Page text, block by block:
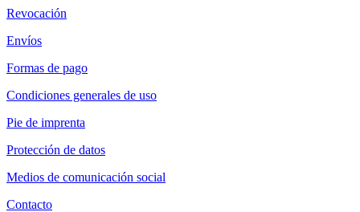
Revocación
Envíos
Formas de pago
Condiciones generales de uso
Pie de imprenta
Protección de datos
Medios de comunicación social
Contacto